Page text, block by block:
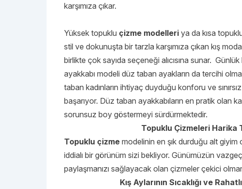
karşımıza çıkar.
Yüksek topuklu çizme modelleri ya da kısa
stil ve dokunuşta bir tarzla karşımıza çıkan kış
birlikte çok sayıda seçeneği alıcısına sunar.
ayakkabı modeli düz taban ayakların da tercihi
taban kadınların ihtiyaç duyduğu konforu ve
başarıyor. Düz taban ayakkabıların en pratik olan
sorunsuz boy göstermeyi sürdürmektedir.
Topuklu Çizmeleri Harika
Topuklu çizme modelinin en şık durduğu alt
iddialı bir görünüm sizi bekliyor. Günümüzün
paylaşmanızı sağlayacak olan çizmeler çekici
Kış Aylarının Sıcaklığı ve